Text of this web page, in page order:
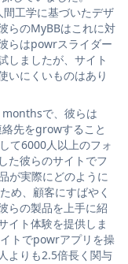
工学に基づいたデザ
らのMyBBはこれに対
らはpowrスライダー
ましたが、サイト
いにくいものはあり
で、彼らは
先をgrowすること
て6000人以上のフォ
た彼らのサイトでフ
が実際にどのように
め、顧客にすばやく
らの製品を上手に紹
イト体験を提供しま
トでpowrアプリを操
よりも2.5倍長く関与